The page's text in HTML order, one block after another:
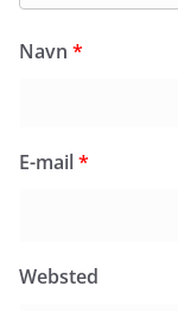
Navn *
E-mail*
Websted